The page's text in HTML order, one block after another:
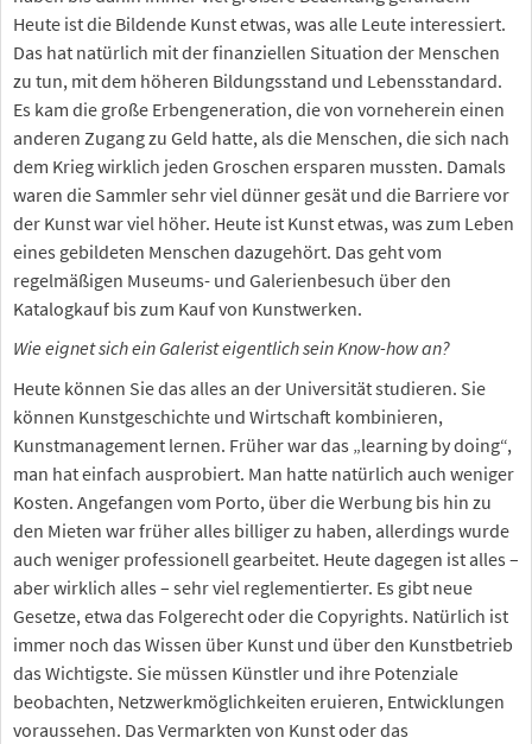
Heute ist die Bildende Kunst etwas, was alle Leute interessiert.
Das hat natürlich mit der finanziellen Situation der Menschen
zu tun, mit dem höheren Bildungsstand und Lebensstandard.
Es kam die große Erbengeneration, die von vorneherein einen
anderen Zugang zu Geld hatte, als die Menschen, die sich nach
dem Krieg wirklich jeden Groschen ersparen mussten. Damals
waren die Sammler sehr viel dünner gesät und die Barriere vor
der Kunst war viel höher. Heute ist Kunst etwas, was zum Leben
eines gebildeten Menschen dazugehört. Das geht vom
regelmäßigen Museums- und Galerienbesuch über den
Katalogkauf bis zum Kauf von Kunstwerken.
Wie eignet sich ein Galerist eigentlich sein Know-how an?
Heute können Sie das alles an der Universität studieren. Sie
können Kunstgeschichte und Wirtschaft kombinieren,
Kunstmanagement lernen. Früher war das „learning by doing“,
man hat einfach ausprobiert. Man hatte natürlich auch weniger
Kosten. Angefangen vom Porto, über die Werbung bis hin zu
den Mieten war früher alles billiger zu haben, allerdings wurde
auch weniger professionell gearbeitet. Heute dagegen ist alles –
aber wirklich alles – sehr viel reglementierter. Es gibt neue
Gesetze, etwa das Folgerecht oder die Copyrights. Natürlich ist
immer noch das Wissen über Kunst und über den Kunstbetrieb
das Wichtigste. Sie müssen Künstler und ihre Potenziale
beobachten, Netzwerkmöglichkeiten eruieren, Entwicklungen
voraussehen. Das Vermarkten von Kunst oder das